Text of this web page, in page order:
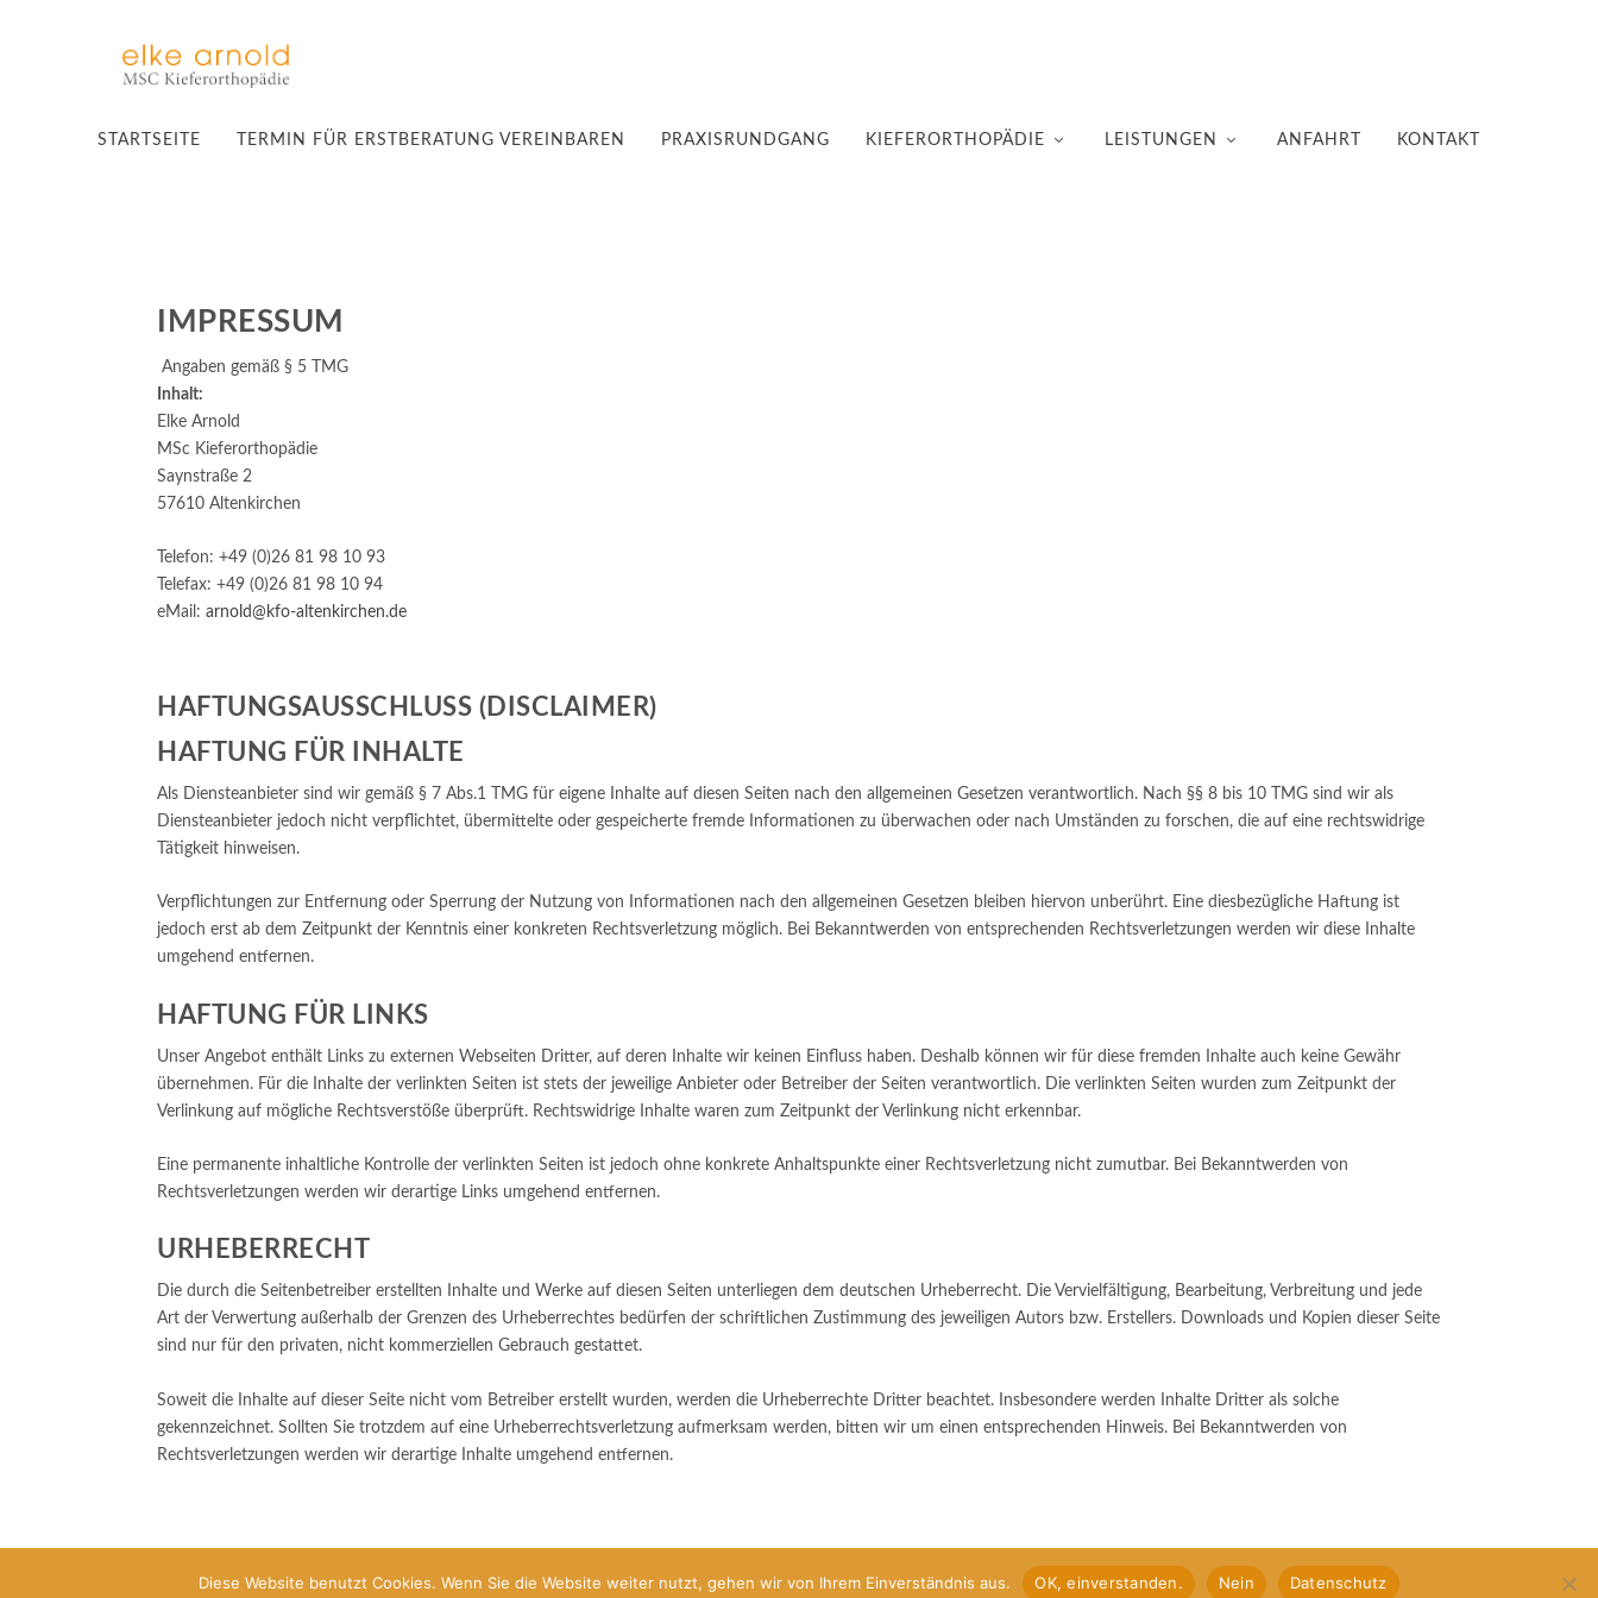
STARTSEITE TERMIN FÜR ERSTBERATUNG VEREINBAREN PRAXISRUNDGANG KIEFERORTHOPÄDIE LEISTUNGEN ANFAHRT KONTAKT
IMPRESSUM
Angaben gemäß § 5 TMG
Inhalt:
Elke Arnold
MSc Kieferorthopädie
Saynstraße 2
57610 Altenkirchen
Telefon: +49 (0)26 81 98 10 93
Telefax: +49 (0)26 81 98 10 94
eMail: arnold@kfo-altenkirchen.de
HAFTUNGSAUSSCHLUSS (DISCLAIMER)
HAFTUNG FÜR INHALTE
Als Diensteanbieter sind wir gemäß § 7 Abs.1 TMG für eigene Inhalte auf diesen Seiten nach den allgemeinen Gesetzen verantwortlich. Nach §§ 8 bis 10 TMG sind wir als
Diensteanbieter jedoch nicht verpflichtet, übermittelte oder gespeicherte fremde Informationen zu überwachen oder nach Umständen zu forschen, die auf eine rechtswidrige
Tätigkeit hinweisen.
Verpflichtungen zur Entfernung oder Sperrung der Nutzung von Informationen nach den allgemeinen Gesetzen bleiben hiervon unberührt. Eine diesbezügliche Haftung ist
jedoch erst ab dem Zeitpunkt der Kenntnis einer konkreten Rechtsverletzung möglich. Bei Bekanntwerden von entsprechenden Rechtsverletzungen werden wir diese Inhalte
umgehend entfernen.
HAFTUNG FÜR LINKS
Unser Angebot enthält Links zu externen Webseiten Dritter, auf deren Inhalte wir keinen Einfluss haben. Deshalb können wir für diese fremden Inhalte auch keine Gewähr
übernehmen. Für die Inhalte der verlinkten Seiten ist stets der jeweilige Anbieter oder Betreiber der Seiten verantwortlich. Die verlinkten Seiten wurden zum Zeitpunkt der
Verlinkung auf mögliche Rechtsverstöße überprüft. Rechtswidrige Inhalte waren zum Zeitpunkt der Verlinkung nicht erkennbar.
Eine permanente inhaltliche Kontrolle der verlinkten Seiten ist jedoch ohne konkrete Anhaltspunkte einer Rechtsverletzung nicht zumutbar. Bei Bekanntwerden von
Rechtsverletzungen werden wir derartige Links umgehend entfernen.
URHEBERRECHT
Die durch die Seitenbetreiber erstellten Inhalte und Werke auf diesen Seiten unterliegen dem deutschen Urheberrecht. Die Vervielfältigung, Bearbeitung, Verbreitung und jede
Art der Verwertung außerhalb der Grenzen des Urheberrechtes bedürfen der schriftlichen Zustimmung des jeweiligen Autors bzw. Erstellers. Downloads und Kopien dieser Seite
sind nur für den privaten, nicht kommerziellen Gebrauch gestattet.
Soweit die Inhalte auf dieser Seite nicht vom Betreiber erstellt wurden, werden die Urheberrechte Dritter beachtet. Insbesondere werden Inhalte Dritter als solche
gekennzeichnet. Sollten Sie trotzdem auf eine Urheberrechtsverletzung aufmerksam werden, bitten wir um einen entsprechenden Hinweis. Bei Bekanntwerden von
Rechtsverletzungen werden wir derartige Inhalte umgehend entfernen.
Copyright 2026 Kfo-Altenkirchen.de Kieferorthopädie | Leistungen | Datenschutz |
Diese Website benutzt Cookies. Wenn Sie die Website weiter nutzt, gehen wir von Ihrem Einverständnis aus. OK, einverstanden. Nein Datenschutz